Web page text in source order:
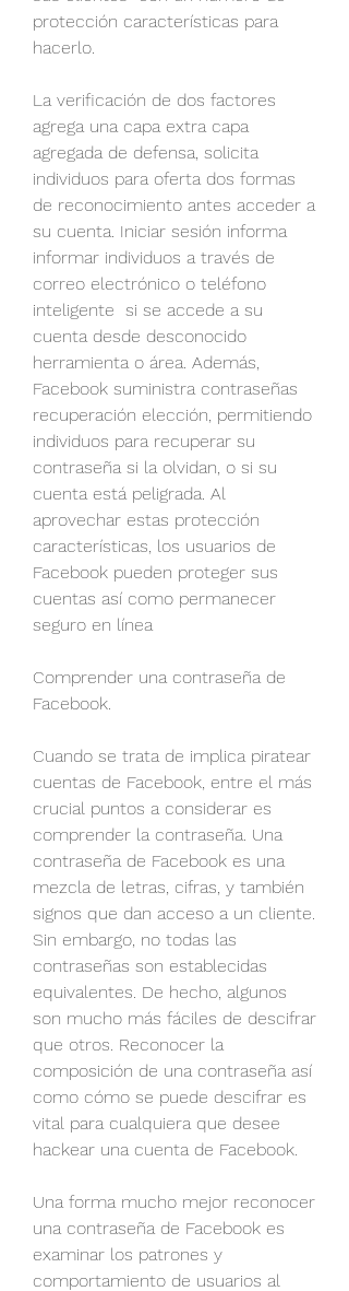
protección características para
hacerlo.
La verificación de dos factores
agrega una capa extra capa
agregada de defensa, solicita
individuos para oferta dos formas
de reconocimiento antes acceder a
su cuenta. Iniciar sesión informa
informar individuos a través de
correo electrónico o teléfono
inteligente  si se accede a su
cuenta desde desconocido
herramienta o área. Además,
Facebook suministra contraseñas
recuperación elección, permitiendo
individuos para recuperar su
contraseña si la olvidan, o si su
cuenta está peligrada. Al
aprovechar estas protección
características, los usuarios de
Facebook pueden proteger sus
cuentas así como permanecer
seguro en línea
Comprender una contraseña de
Facebook.
Cuando se trata de implica piratear
cuentas de Facebook, entre el más
crucial puntos a considerar es
comprender la contraseña. Una
contraseña de Facebook es una
mezcla de letras, cifras, y también
signos que dan acceso a un cliente.
Sin embargo, no todas las
contraseñas son establecidas
equivalentes. De hecho, algunos
son mucho más fáciles de descifrar
que otros. Reconocer la
composición de una contraseña así
como cómo se puede descifrar es
vital para cualquiera que desee
hackear una cuenta de Facebook.
Una forma mucho mejor reconocer
una contraseña de Facebook es
examinar los patrones y
comportamiento de usuarios al